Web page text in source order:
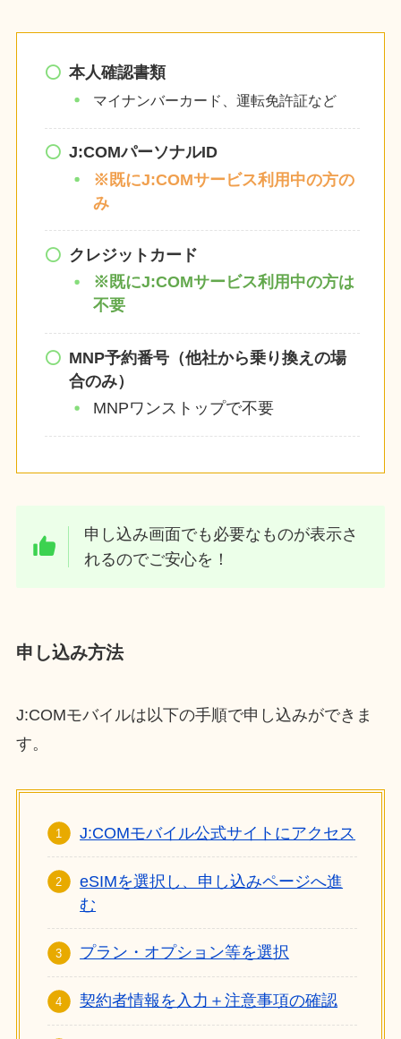
本人確認書類
マイナンバーカード、運転免許証など
J:COMパーソナルID
※既にJ:COMサービス利用中の方の
み
クレジットカード
※既にJ:COMサービス利用中の方は
不要
MNP予約番号（他社から乗り換えの場
合のみ）
MNPワンストップで不要
申し込み画面でも必要なものが表示さ
れるのでご安心を！
申し込み方法
J:COMモバイルは以下の手順で申し込みができま
す。
J:COMモバイル公式サイトにアクセス
eSIMを選択し、申し込みページへ進
む
プラン・オプション等を選択
契約者情報を入力＋注意事項の確認